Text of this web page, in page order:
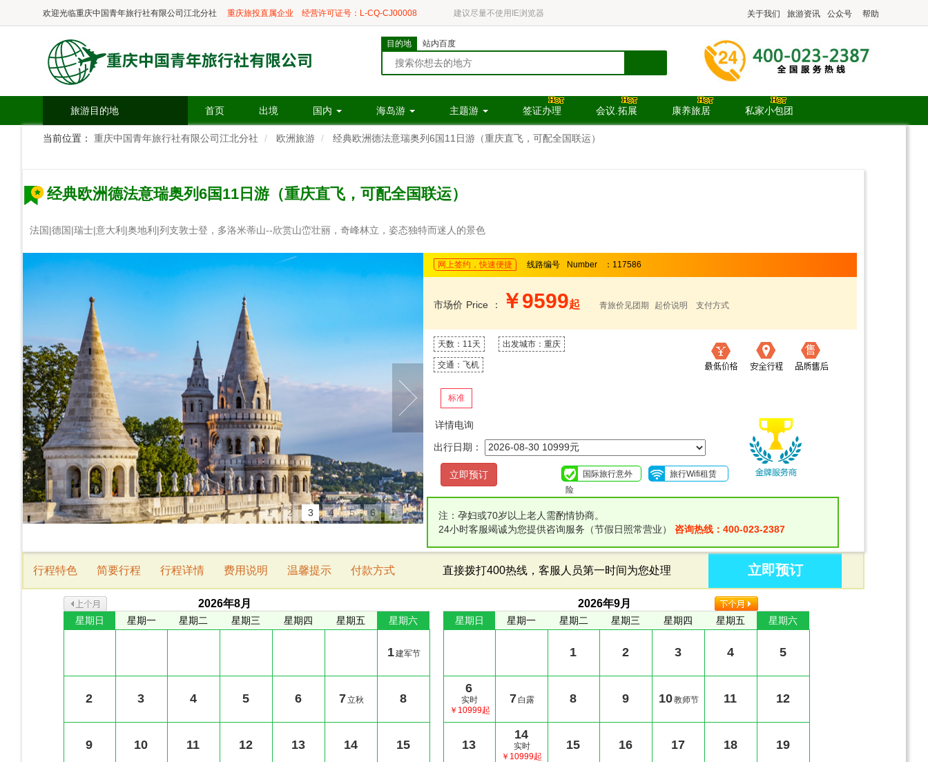
欢迎光临重庆中国青年旅行社有限公司江北分社 重庆旅投直属企业 经营许可证号：L-CQ-CJ00008 建议尽量不使用IE浏览器 关于我们 旅游资讯 公众号 帮助
目的地 站内百度
旅游目的地 首页 出境 国内 海岛游 主题游 签证办理 会议.拓展 康养旅居 私家小包团
当前位置： 重庆中国青年旅行社有限公司江北分社 欧洲旅游 经典欧洲德法意瑞奥列6国11日游（重庆直飞，可配全国联运）
经典欧洲德法意瑞奥列6国11日游（重庆直飞，可配全国联运）
法国|德国|瑞士|意大利|奥地利|列支敦士登，多洛米蒂山--欣赏山峦壮丽，奇峰林立，姿态独特而迷人的景色
1 2 3 4 5 6 7
网上签约，快速便捷 线路编号 Number ：117586
市场价 Price ： ￥9599起 青旅价见团期 起价说明 支付方式
天数：11天 出发城市：重庆
交通：飞机
标准
详情电询
出行日期：
国际旅行意外
险
旅行Wifi租赁
注：孕妇或70岁以上老人需酌情协商。
24小时客服竭诚为您提供咨询服务（节假日照常营业） 咨询热线：400-023-2387
行程特色 简要行程 行程详情 费用说明 温馨提示 付款方式 直接拨打400热线，客服人员第一时间为您处理 立即预订
2026年8月
星期日 星期一 星期二 星期三 星期四 星期五 星期六
1建军节
2 3 4 5 6 7立秋 8
9 10 11 12 13 14 15
2026年9月
星期日 星期一 星期二 星期三 星期四 星期五 星期六
1 2 3 4 5
6
实时
￥10999起
7 白露 8 9 10教师节 11 12
13
14
实时
￥10999起
15 16 17 18 19